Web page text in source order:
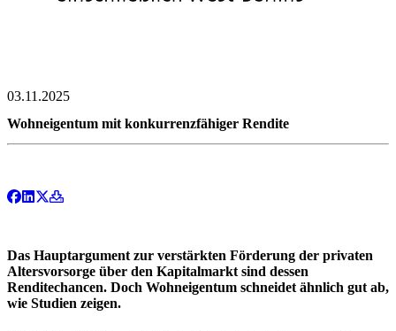
03.11.2025
Wohneigentum mit konkurrenzfähiger Rendite
Das Hauptargument zur verstärkten Förderung der privaten
Altersvorsorge über den Kapitalmarkt sind dessen
Renditechancen. Doch Wohneigentum schneidet ähnlich gut ab,
wie Studien zeigen.